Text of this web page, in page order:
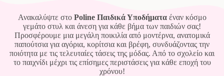
Ανακαλύψτε στο Poline Παιδικά Υποδήματαέναν κόσμο
γεμάτο στυλ και άνεση για κάθε βήμα των παιδιών σας!
Προσφέρουμε μια μεγάλη ποικιλία από μοντέρνα, ανατομικά
παπούτσια για αγόρια, κορίτσια και βρέφη, συνδυάζοντας την
ποιότητα με τις τελευταίες τάσεις της μόδας. Από το σχολείο και
το παιχνίδι μέχρι τις επίσημες περιστάσεις για κάθε εποχή του
χρόνου!